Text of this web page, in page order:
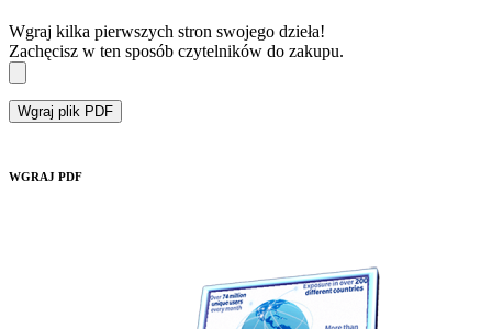
Wgraj kilka pierwszych stron swojego dzieła!
Zachęcisz w ten sposób czytelników do zakupu.
Wgraj plik PDF
WGRAJ PDF